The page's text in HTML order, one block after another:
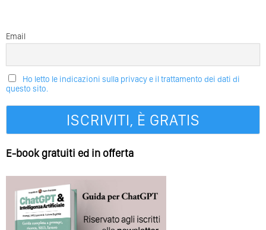
Email
Ho letto le indicazioni sulla privacy e il trattamento dei dati di
questo sito.
E-book gratuiti ed in offerta